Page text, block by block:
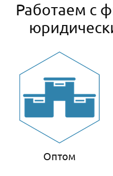
Работаем с
Оптом